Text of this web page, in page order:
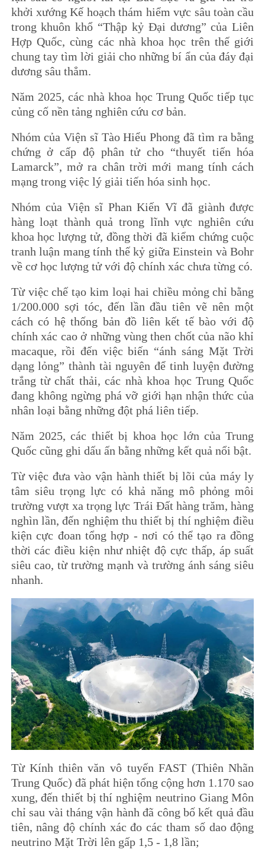
khởi xướng Kế hoạch thám hiểm vực sâu toàn cầu
trong khuôn khổ “Thập kỷ Đại dương” của Liên
Hợp Quốc, cùng các nhà khoa học trên thế giới
chung tay tìm lời giải cho những bí ẩn của đáy đại
dương sâu thẳm.
Năm 2025, các nhà khoa học Trung Quốc tiếp tục
củng cố nền tảng nghiên cứu cơ bản.
Nhóm của Viện sĩ Tào Hiểu Phong đã tìm ra bằng
chứng ở cấp độ phân tử cho “thuyết tiến hóa
Lamarck”, mở ra chân trời mới mang tính cách
mạng trong việc lý giải tiến hóa sinh học.
Nhóm của Viện sĩ Phan Kiến Vĩ đã giành được
hàng loạt thành quả trong lĩnh vực nghiên cứu
khoa học lượng tử, đồng thời đã kiểm chứng cuộc
tranh luận mang tính thế kỷ giữa Einstein và Bohr
về cơ học lượng tử với độ chính xác chưa từng có.
Từ việc chế tạo kim loại hai chiều mỏng chỉ bằng
1/200.000 sợi tóc, đến lần đầu tiên vẽ nên một
cách có hệ thống bản đồ liên kết tế bào với độ
chính xác cao ở những vùng then chốt của não khỉ
macaque, rồi đến việc biến “ánh sáng Mặt Trời
dạng lỏng” thành tài nguyên để tinh luyện đường
trắng từ chất thải, các nhà khoa học Trung Quốc
đang không ngừng phá vỡ giới hạn nhận thức của
nhân loại bằng những đột phá liên tiếp.
Năm 2025, các thiết bị khoa học lớn của Trung
Quốc cũng ghi dấu ấn bằng những kết quả nổi bật.
Từ việc đưa vào vận hành thiết bị lõi của máy ly
tâm siêu trọng lực có khả năng mô phỏng môi
trường vượt xa trọng lực Trái Đất hàng trăm, hàng
nghìn lần, đến nghiệm thu thiết bị thí nghiệm điều
kiện cực đoan tổng hợp - nơi có thể tạo ra đồng
thời các điều kiện như nhiệt độ cực thấp, áp suất
siêu cao, từ trường mạnh và trường ánh sáng siêu
nhanh.
Từ Kính thiên văn vô tuyến FAST (Thiên Nhãn
Trung Quốc) đã phát hiện tổng cộng hơn 1.170 sao
xung, đến thiết bị thí nghiệm neutrino Giang Môn
chỉ sau vài tháng vận hành đã công bố kết quả đầu
tiên, nâng độ chính xác đo các tham số dao động
neutrino Mặt Trời lên gấp 1,5 - 1,8 lần;